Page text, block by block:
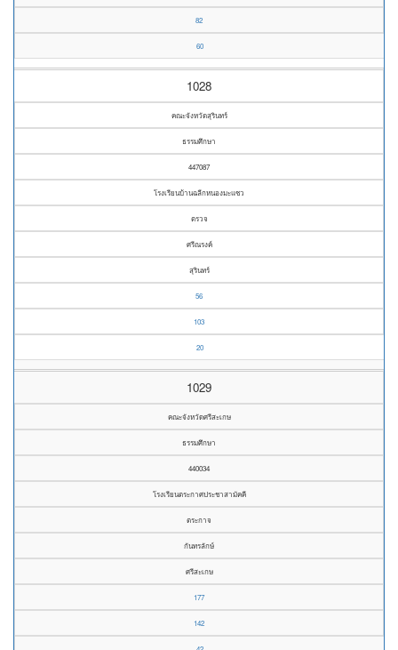
82
60
1028
คณะจังหวัดสุรินทร์
ธรรมศึกษา
447087
โรงเรียนบ้านฉลีกหนองมะแซว
ตรวจ
ศรีณรงค์
สุรินทร์
56
103
20
1029
คณะจังหวัดศรีสะเกษ
ธรรมศึกษา
440034
โรงเรียนตระกาศประชาสามัคคี
ตระกาจ
กันทรลักษ์
ศรีสะเกษ
177
142